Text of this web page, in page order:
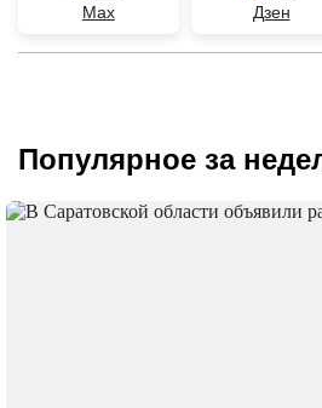
Max Дзен
Популярное за